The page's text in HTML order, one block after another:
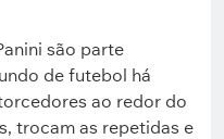
são parte
de futebol há
ao redor do
trocam as repetidas e